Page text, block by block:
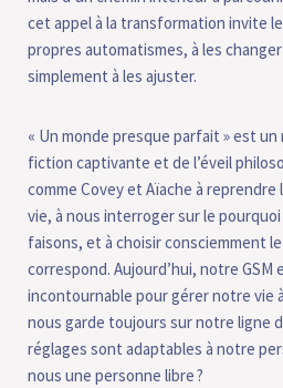
cet appel à la transformation invite
propres automatismes, à les
simplement à les ajuster.
« Un monde presque parfait » est un
fiction captivante et de l’éveil
comme Covey et Aïache à
vie, à nous interroger sur le
faisons, et à choisir consciemment
correspond. Aujourd’hui, notre GSM
incontournable pour gérer notre vie
nous garde toujours sur notre ligne
réglages sont adaptables à notre
nous une personne libre ?